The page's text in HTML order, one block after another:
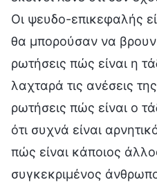
Οι ψευδο-επικεφαλής
θα μπορούσαν να βρουν
ρωτήσεις πώς είναι η
λαχταρά τις ανέσεις
ρωτήσεις πώς είναι ο
ότι συχνά είναι
πώς είναι κάποιος
συγκεκριμένος